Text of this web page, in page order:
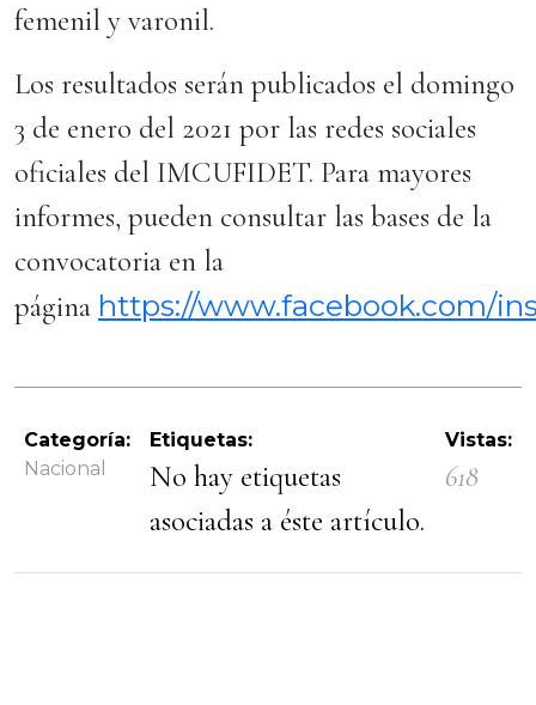
femenil y varonil.
Los resultados serán publicados el domingo
3 de enero del 2021 por las redes sociales
oficiales del IMCUFIDET. Para mayores
informes, pueden consultar las bases de la
convocatoria en la
página https://www.facebook.com/
Categoría:
Nacional
Etiquetas:
No hay etiquetas
asociadas a éste artículo.
Vistas:
618